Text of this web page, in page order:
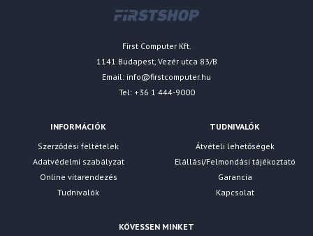
First Computer Kft.
1141 Budapest, Vezér utca 83/B
Email: info@firstcomputer.hu
Tel: +36 1 444-9000
INFORMÁCIÓK
Szerződési feltételek
Adatvédelmi szabályzat
Online vitarendezés
Tudnivalók
TUDNIVALÓK
Átvételi lehetőségek
Elállási/Felmondási tájékoztató
Garancia
Kapcsolat
KÖVESSEN MINKET